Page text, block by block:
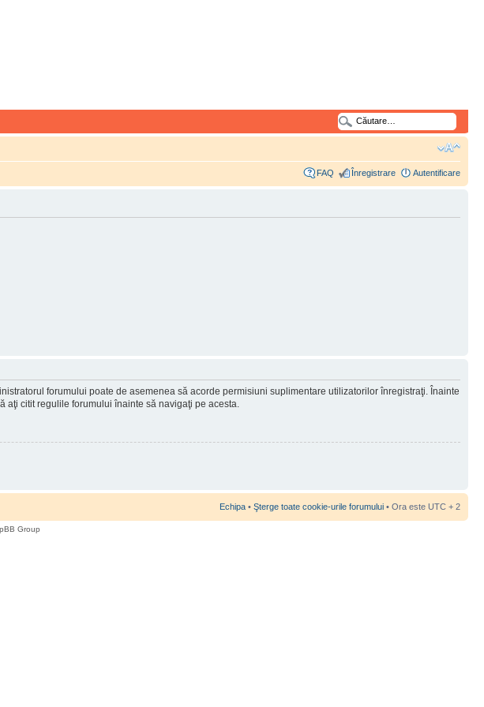
FAQ Înregistrare Autentificare
forumului poate de asemenea să acorde permisiuni suplimentare utilizatorilor înregistraţi. Înainte
citit regulile forumului înainte să navigaţi pe acesta.
Echipa • Şterge toate cookie-urile forumului • Ora este UTC + 2
Group